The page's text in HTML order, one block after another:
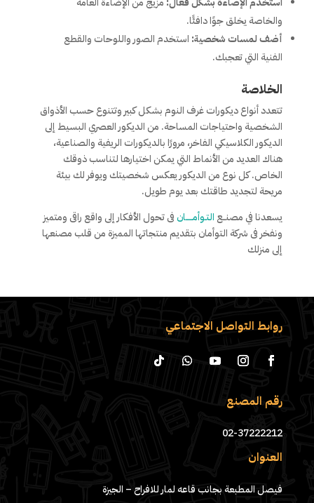
والخاصة يخلق جوًا دافئًا.
أضف لمسات شخصية: استخدم الصور واللوحات والقطع
الفنية التي تعجبك.
الخلاصة
تتعدد أنواع ديكورات غرف النوم بشكل كبير وتتنوع حسب الأذواق
الشخصية واحتياجات المساحة. من الديكور العصري البسيط إلى
الديكور الكلاسيكي الفاخر، مرورًا بالديكورات الريفية والصناعية،
هناك العديد من الأنماط التي يمكن اختيارها لتناسب ذوقك
الخاص. كل نوع من الديكور يعكس شخصيتك ويوفر لك بيئة
مريحة لتجديد طاقتك بعد يوم طويل.
يسعدنا في مصنــع التـوأمـــــانفى تحول الأفكار إلى واقع راقى ومتميز
ونفخر فى شركة التوأمان بتقديم منتجاتها المميزة من قلب مصنعها
إلى منزلك
روابط التواصل الاجتماعي
رقم المصنع
02-37222212
العنوان
فيصل المطبعة بجانب قاعه لمار للافراح – الجيزة